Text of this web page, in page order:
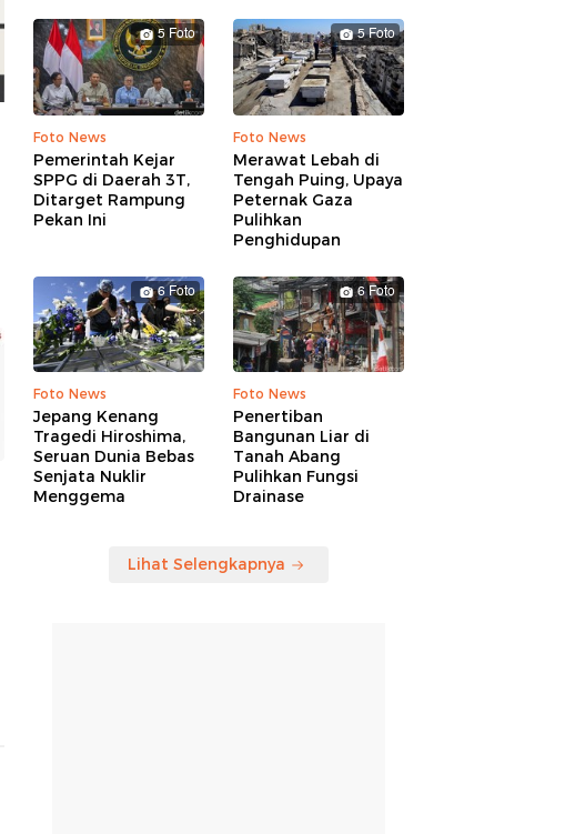
5 Foto
Foto News
Pemerintah Kejar
SPPG di Daerah 3T,
Ditarget Rampung
Pekan Ini
5 Foto
Foto News
Merawat Lebah di
Tengah Puing, Upaya
Peternak Gaza
Pulihkan
Penghidupan
6 Foto
Foto News
Jepang Kenang
Tragedi Hiroshima,
Seruan Dunia Bebas
Senjata Nuklir
Menggema
6 Foto
Foto News
Penertiban
Bangunan Liar di
Tanah Abang
Pulihkan Fungsi
Drainase
Lihat Selengkapnya